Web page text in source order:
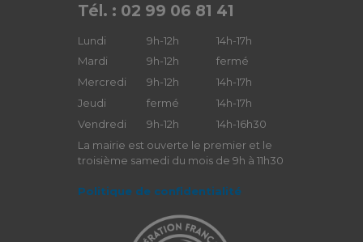
Tél. : 02 99 06 81 41
Lundi 9h-12h
14h-17h
Mardi
9h-12h
fermé
Mercredi
9h-12h
14h-17h
Jeudi
fermé
14h-17h
Vendredi
9h-12h
14h-16h30
La mairie est ouverte le premier et le
troisième samedi du mois de 9h à 11h30
Politique de confidentialité